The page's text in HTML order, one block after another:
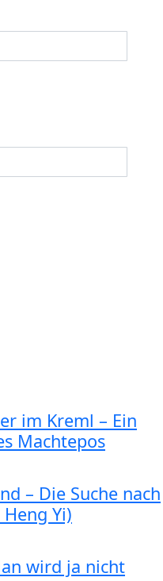
im Kreml – Ein
Machtepos
– Die Suche nach
Yi)
wird ja nicht